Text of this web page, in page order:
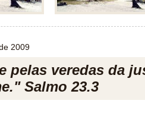
2009
pelas veredas da
Salmo 23.3